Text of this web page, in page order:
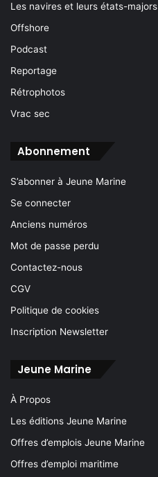
Les navires et leurs états-majors
Offshore
Podcast
Reportage
Rétrophotos
Vrac sec
Abonnement
S’abonner à Jeune Marine
Se connecter
Anciens numéros
Mot de passe perdu
Contactez-nous
CGV
Politique de cookies
Inscription Newsletter
Jeune Marine
À Propos
Les éditions Jeune Marine
Offres d’emplois Jeune Marine
Offres d’emploi maritime